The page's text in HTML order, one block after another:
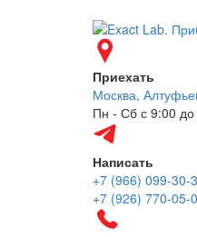
Приехать
Москва,
Пн - Сб с 9:00 до
Написать
+7 (966) 099-30-
+7 (926) 770-05-